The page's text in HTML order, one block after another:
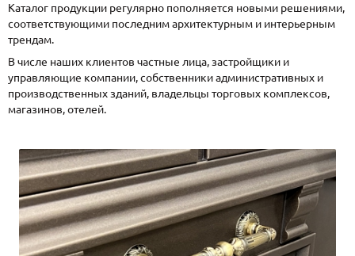
Каталог продукции регулярно пополняется новыми решениями,
соответствующими последним архитектурным и интерьерным
трендам.
В числе наших клиентов частные лица, застройщики и
управляющие компании, собственники административных и
производственных зданий, владельцы торговых комплексов,
магазинов, отелей.